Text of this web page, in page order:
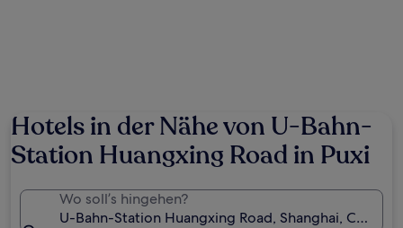
Hotels in der Nähe von U-Bahn-
Station Huangxing Road in Puxi
Wo soll’s hingehen?
U-Bahn-Station Huangxing Road, Shanghai, China